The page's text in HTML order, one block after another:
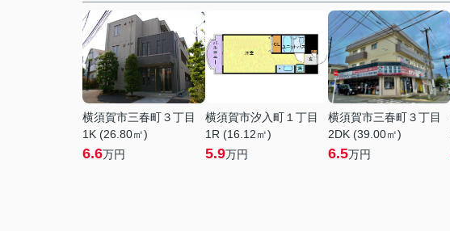
横須賀市三春町３丁目
1K (26.80㎡)
6.6万円
横須賀市汐入町１丁目
1R (16.12㎡)
5.9万円
横須賀市三春町３丁目
2DK (39.00㎡)
6.5万円